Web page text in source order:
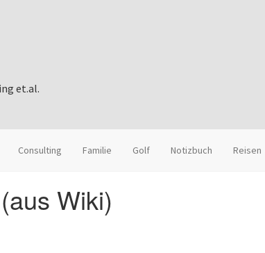
et.al.
Consulting Familie Golf Notizbuch Reisen
Wiki)